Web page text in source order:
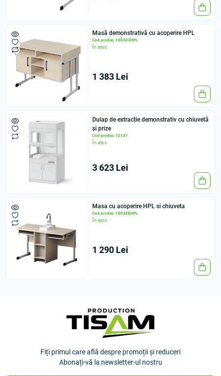
Masă demonstrativă cu acoperire HPL
Cod produs: 100303HPL
În stoc
1 383 Lei
Dulap de extracție demonstrativ cu chiuvetă
și prize
Cod produs: 72137
În stoc
3 623 Lei
Masа cu acoperire HPL si chiuveta
Cod produs: 100308HPL
În stoc
1 290 Lei
Fiți primul care află despre promoții și reduceri
Abonați-vă la newsletter-ul nostru